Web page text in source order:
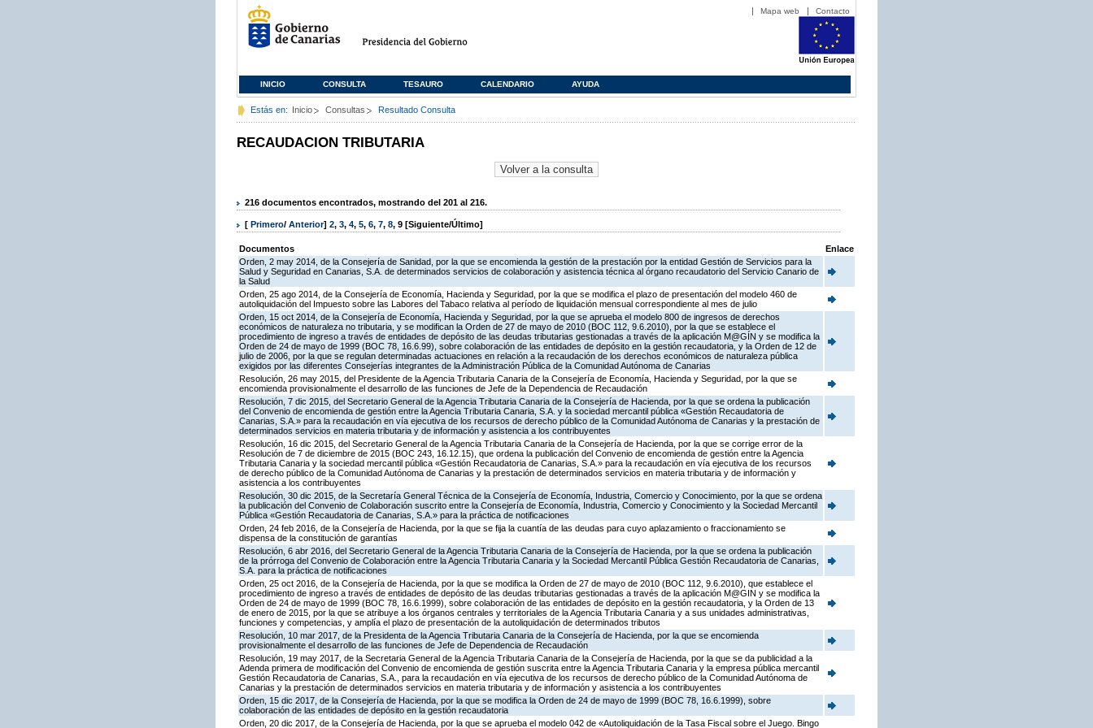
Mapa web Contacto
INICIO CONSULTA TESAURO CALENDARIO AYUDA
Estás en: Inicio Consultas Resultado Consulta
RECAUDACION TRIBUTARIA
216 documentos encontrados, mostrando del 201 al 216.
[ Primero/ Anterior] 2, 3, 4, 5, 6, 7, 8, 9 [Siguiente/Último]
Documentos
Enlace
Orden, 2 may 2014, de la Consejería de Sanidad, por la que se encomienda la gestión de la prestación por la entidad Gestión de Servicios para la
Salud y Seguridad en Canarias, S.A. de determinados servicios de colaboración y asistencia técnica al órgano recaudatorio del Servicio Canario de
la Salud
Orden, 25 ago 2014, de la Consejería de Economía, Hacienda y Seguridad, por la que se modifica el plazo de presentación del modelo 460 de
autoliquidación del Impuesto sobre las Labores del Tabaco relativa al período de liquidación mensual correspondiente al mes de julio
Orden, 15 oct 2014, de la Consejería de Economía, Hacienda y Seguridad, por la que se aprueba el modelo 800 de ingresos de derechos
económicos de naturaleza no tributaria, y se modifican la Orden de 27 de mayo de 2010 (BOC 112, 9.6.2010), por la que se establece el
procedimiento de ingreso a través de entidades de depósito de las deudas tributarias gestionadas a través de la aplicación M@GÍN y se modifica la
Orden de 24 de mayo de 1999 (BOC 78, 16.6.99), sobre colaboración de las entidades de depósito en la gestión recaudatoria, y la Orden de 12 de
julio de 2006, por la que se regulan determinadas actuaciones en relación a la recaudación de los derechos económicos de naturaleza pública
exigidos por las diferentes Consejerías integrantes de la Administración Pública de la Comunidad Autónoma de Canarias
Resolución, 26 may 2015, del Presidente de la Agencia Tributaria Canaria de la Consejería de Economía, Hacienda y Seguridad, por la que se
encomienda provisionalmente el desarrollo de las funciones de Jefe de la Dependencia de Recaudación
Resolución, 7 dic 2015, del Secretario General de la Agencia Tributaria Canaria de la Consejería de Hacienda, por la que se ordena la publicación
del Convenio de encomienda de gestión entre la Agencia Tributaria Canaria, S.A. y la sociedad mercantil pública «Gestión Recaudatoria de
Canarias, S.A.» para la recaudación en vía ejecutiva de los recursos de derecho público de la Comunidad Autónoma de Canarias y la prestación de
determinados servicios en materia tributaria y de información y asistencia a los contribuyentes
Resolución, 16 dic 2015, del Secretario General de la Agencia Tributaria Canaria de la Consejería de Hacienda, por la que se corrige error de la
Resolución de 7 de diciembre de 2015 (BOC 243, 16.12.15), que ordena la publicación del Convenio de encomienda de gestión entre la Agencia
Tributaria Canaria y la sociedad mercantil pública «Gestión Recaudatoria de Canarias, S.A.» para la recaudación en vía ejecutiva de los recursos
de derecho público de la Comunidad Autónoma de Canarias y la prestación de determinados servicios en materia tributaria y de información y
asistencia a los contribuyentes
Resolución, 30 dic 2015, de la Secretaría General Técnica de la Consejería de Economía, Industria, Comercio y Conocimiento, por la que se ordena
la publicación del Convenio de Colaboración suscrito entre la Consejería de Economía, Industria, Comercio y Conocimiento y la Sociedad Mercantil
Pública «Gestión Recaudatoria de Canarias, S.A.» para la práctica de notificaciones
Orden, 24 feb 2016, de la Consejería de Hacienda, por la que se fija la cuantía de las deudas para cuyo aplazamiento o fraccionamiento se
dispensa de la constitución de garantías
Resolución, 6 abr 2016, del Secretario General de la Agencia Tributaria Canaria de la Consejería de Hacienda, por la que se ordena la publicación
de la prórroga del Convenio de Colaboración entre la Agencia Tributaria Canaria y la Sociedad Mercantil Pública Gestión Recaudatoria de Canarias,
S.A. para la práctica de notificaciones
Orden, 25 oct 2016, de la Consejería de Hacienda, por la que se modifica la Orden de 27 de mayo de 2010 (BOC 112, 9.6.2010), que establece el
procedimiento de ingreso a través de entidades de depósito de las deudas tributarias gestionadas a través de la aplicación M@GIN y se modifica la
Orden de 24 de mayo de 1999 (BOC 78, 16.6.1999), sobre colaboración de las entidades de depósito en la gestión recaudatoria, y la Orden de 13
de enero de 2015, por la que se atribuye a los órganos centrales y territoriales de la Agencia Tributaria Canaria y a sus unidades administrativas,
funciones y competencias, y amplía el plazo de presentación de la autoliquidación de determinados tributos
Resolución, 10 mar 2017, de la Presidenta de la Agencia Tributaria Canaria de la Consejería de Hacienda, por la que se encomienda
provisionalmente el desarrollo de las funciones de Jefe de Dependencia de Recaudación
Resolución, 19 may 2017, de la Secretaria General de la Agencia Tributaria Canaria de la Consejería de Hacienda, por la que se da publicidad a la
Adenda primera de modificación del Convenio de encomienda de gestión suscrita entre la Agencia Tributaria Canaria y la empresa pública mercantil
Gestión Recaudatoria de Canarias, S.A., para la recaudación en vía ejecutiva de los recursos de derecho público de la Comunidad Autónoma de
Canarias y la prestación de determinados servicios en materia tributaria y de información y asistencia a los contribuyentes
Orden, 15 dic 2017, de la Consejería de Hacienda, por la que se modifica la Orden de 24 de mayo de 1999 (BOC 78, 16.6.1999), sobre
colaboración de las entidades de depósito en la gestión recaudatoria
Orden, 20 dic 2017, de la Consejería de Hacienda, por la que se aprueba el modelo 042 de «Autoliquidación de la Tasa Fiscal sobre el Juego. Bingo